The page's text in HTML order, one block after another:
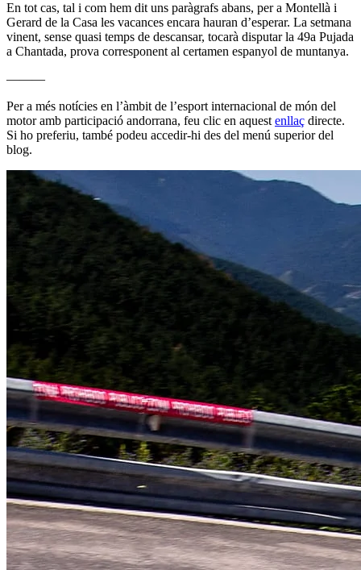
En tot cas, tal i com hem dit uns paràgrafs abans, per a Montellà i
Gerard de la Casa les vacances encara hauran d’esperar. La setmana
vinent, sense quasi temps de descansar, tocarà disputar la 49a Pujada
a Chantada, prova corresponent al certamen espanyol de muntanya.
———
Per a més notícies en l’àmbit de l’esport internacional de món del
motor amb participació andorrana, feu clic en aquestenllaç directe.
Si ho preferiu, també podeu accedir-hi des del menú superior del
blog.